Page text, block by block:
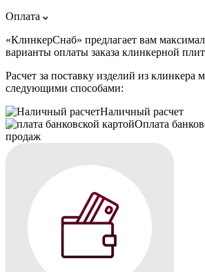
Оплата
«КлинкерСнаб» предлагает вам
варианты оплаты заказа клинкерной
Расчет за поставку изделий из клинкера
следующими способами:
Наличный расчет
Оплата
продаж